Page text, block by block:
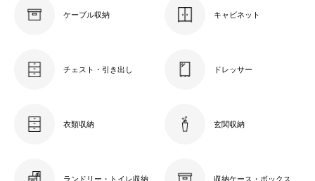
ケーブル収納 キャビネット
チェスト・引き出し ドレッサー
衣類収納 玄関収納
ランドリー・トイレ収納 収納ケース・ボックス